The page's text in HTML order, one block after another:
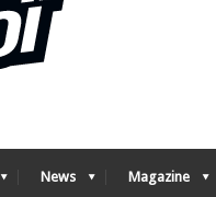
News Magazine